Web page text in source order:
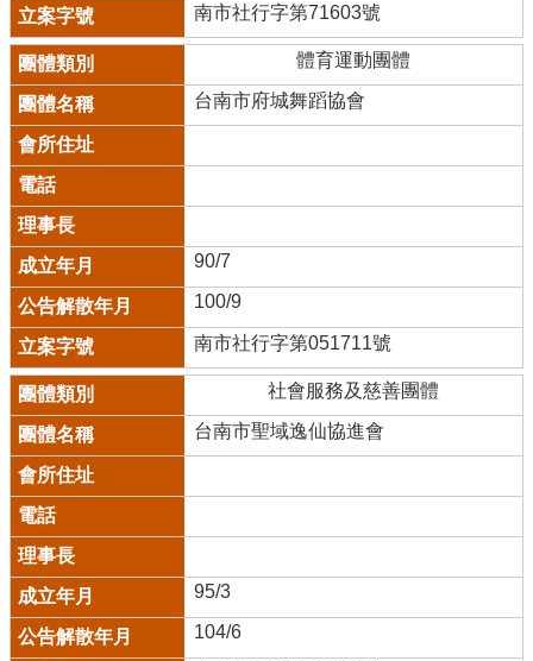
南市社行字第71603號
體育運動團體
台南市府城舞蹈協會
90/7
100/9
南市社行字第051711號
社會服務及慈善團體
台南市聖域逸仙協進會
95/3
104/6